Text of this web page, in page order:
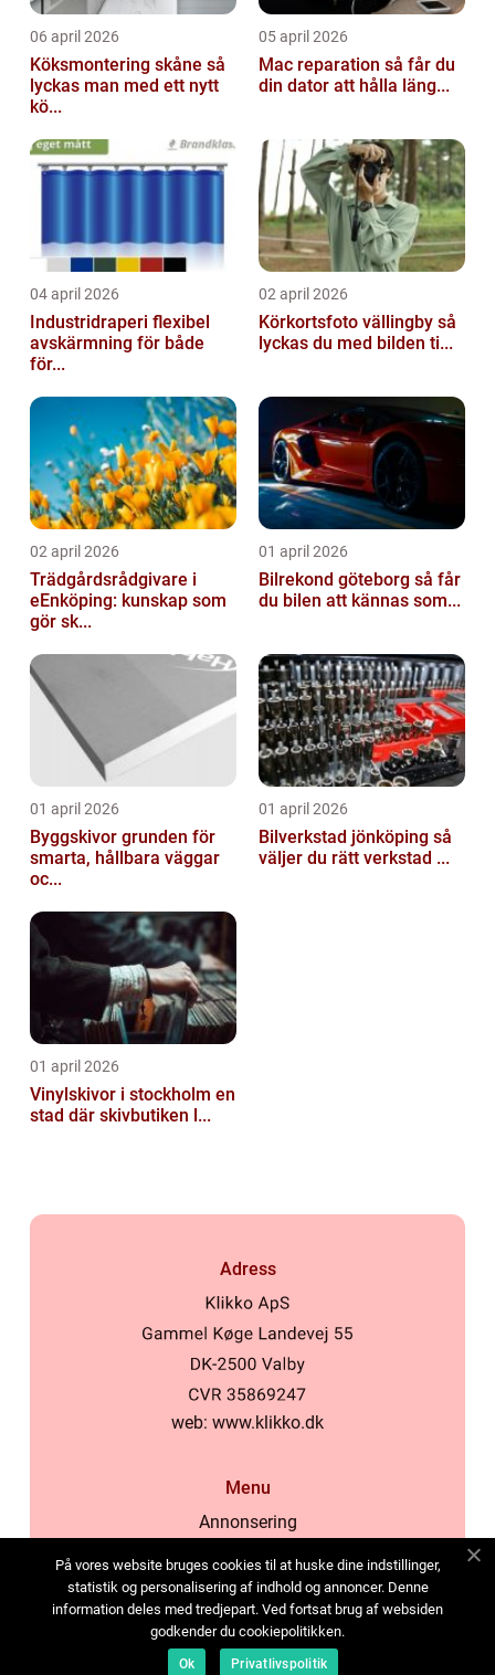
06 april 2026
Köksmontering skåne så
lyckas man med ett nytt
kö...
05 april 2026
Mac reparation så får du
din dator att hålla läng...
04 april 2026
Industridraperi flexibel
avskärmning för både
för...
02 april 2026
Körkortsfoto vällingby så
lyckas du med bilden ti...
02 april 2026
Trädgårdsrådgivare i
eEnköping: kunskap som
gör sk...
01 april 2026
Bilrekond göteborg så får
du bilen att kännas som...
01 april 2026
Byggskivor grunden för
smarta, hållbara väggar
oc...
01 april 2026
Bilverkstad jönköping så
väljer du rätt verkstad ...
01 april 2026
Vinylskivor i stockholm en
stad där skivbutiken l...
Adress
web: www.klikko.dk
Menu
Annonsering
Cookies
Kontakta oss
Sitemap
På vores website bruges cookies til at huske dine indstillinger,
statistik og personalisering af indhold og annoncer. Denne
information deles med tredjepart. Ved fortsat brug af websiden
godkender du cookiepolitikken.
Ok Privatlivspolitik